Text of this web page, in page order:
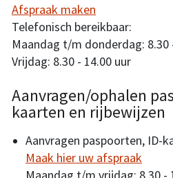
Afspraak maken
Telefonisch bereikbaar:
Maandag t/m donderdag: 8.30
Vrijdag: 8.30 - 14.00 uur
Aanvragen/ophalen
kaarten en rijbewijzen
Aanvragen paspoorten, ID-
Maak hier uw afspraak
Maandag t/m vrijdag: 8.30 -